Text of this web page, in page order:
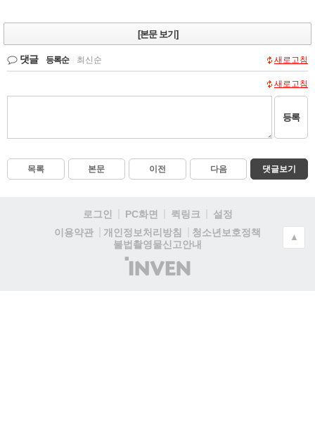
[본문 보기]
댓글 등록순 최신순 새로고침
새로고침
등록
목록 본문 이전 다음 댓글보기
로그인 PC화면 퀵링크
설정
이용약관
개인정보처리방침
청소년보호정책
불법촬영물신고안내
(주)
인
▲